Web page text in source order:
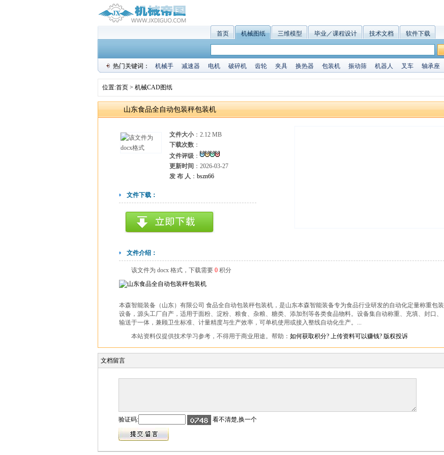
首页 机械图纸 三维模型 毕业／课程设计 技术文档 软件下载
热门关键词：
机械手 减速器 电机 破碎机 齿轮 夹具 换热器 包装机 振动筛 机器人 叉车 轴承座
位置:首页 > 机械CAD图纸
山东食品全自动包装秤包装机
文件大小：2.12 MB
下载次数 ：
文件评级 ：
更新时间 ：2026-03-27
发 布 人 ： bszn66
文件下载：
文件介绍：
该文件为 docx 格式，下载需要 0 积分
本森智能装备（山东）有限公司 食品全自动包装秤包装机，是山东本森智能装备专为食品行业研发的自动化定量称重包装
设备，源头工厂自产，适用于面粉、淀粉、粮食、杂粮、糖类、添加剂等各类食品物料。设备集自动称重、充填、封口、
输送于一体，兼顾卫生标准、计量精度与生产效率，可单机使用或接入整线自动化生产。...
本站资料仅提供技术学习参考，不得用于商业用途。帮助： 如何获取积分? 上传资料可以赚钱? 版权投诉
文档留言
验证码: 看不清楚,换一个